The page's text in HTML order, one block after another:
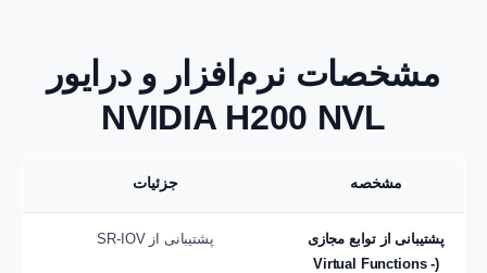
مشخصات نرم‌افزار و درایور
NVIDIA H200 NVL
مشخصه جزئیات
پشتیبانی از توابع مجازی
(Virtual Functions -
پشتیبانی از SR-IOV